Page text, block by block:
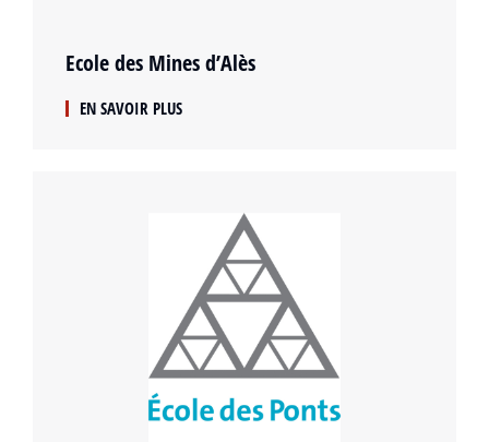
Ecole des Mines d’Alès
EN SAVOIR PLUS